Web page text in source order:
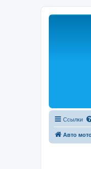
Ссылки
Авто